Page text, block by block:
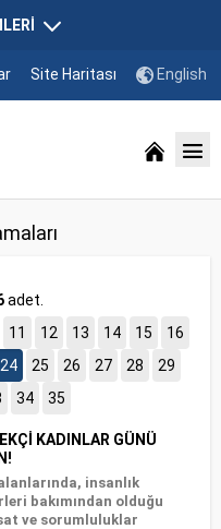
Site Haritası English
adet.
11 12 13 14 15
16
24 25 26 27 28
29
34 35
KADINLAR GÜNÜ
insanlık
bakımından olduğu
ve sorumluluklar